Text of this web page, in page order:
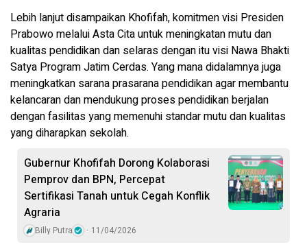
Lebih lanjut disampaikan Khofifah, komitmen visi Presiden
Prabowo melalui Asta Cita untuk meningkatan mutu dan
kualitas pendidikan dan selaras dengan itu visi Nawa Bhakti
Satya Program Jatim Cerdas. Yang mana didalamnya juga
meningkatkan sarana prasarana pendidikan agar membantu
kelancaran dan mendukung proses pendidikan berjalan
dengan fasilitas yang memenuhi standar mutu dan kualitas
yang diharapkan sekolah.
Gubernur Khofifah Dorong Kolaborasi
Pemprov dan BPN, Percepat
Sertifikasi Tanah untuk Cegah Konflik
Agraria
Billy Putra 11/04/2026